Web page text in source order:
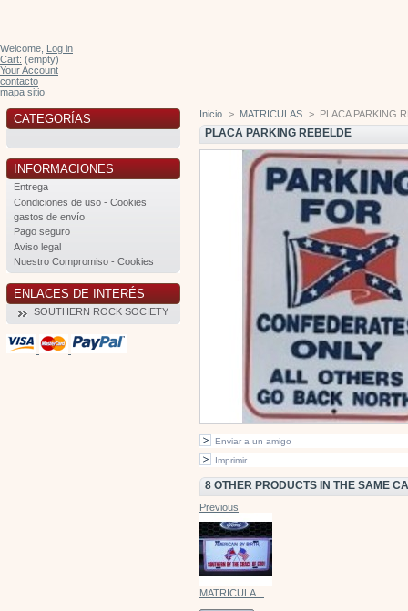
Welcome, Log in
Cart: (empty)
Your Account
contacto
mapa sitio
CATEGORÍAS
INFORMACIONES
Entrega
Condiciones de uso - Cookies
gastos de envío
Pago seguro
Aviso legal
Nuestro Compromiso - Cookies
ENLACES DE INTERÉS
SOUTHERN ROCK SOCIETY
Inicio > MATRICULAS > PLACA PARKING
PLACA PARKING REBELDE
Enviar a un amigo
Imprimir
8 OTHER PRODUCTS IN THE SAME
Previous
MATRICULA...